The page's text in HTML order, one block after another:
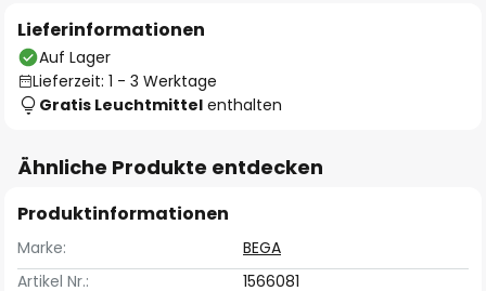
Lieferinformationen
Auf Lager
Lieferzeit: 1 - 3 Werktage
Gratis Leuchtmittel enthalten
Ähnliche Produkte entdecken
Produktinformationen
Marke:
BEGA
Artikel Nr.:
1566081